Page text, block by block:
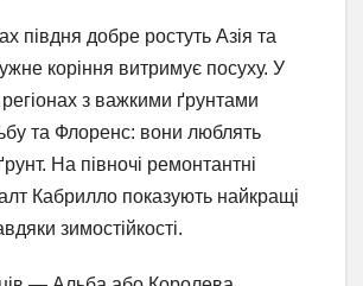
півдня добре ростуть Азія та
коріння витримує посуху. У
з важкими ґрунтами
та Флоренс: вони люблять
На півночі ремонтантні
Кабрилло показують найкращі
зимостійкості.